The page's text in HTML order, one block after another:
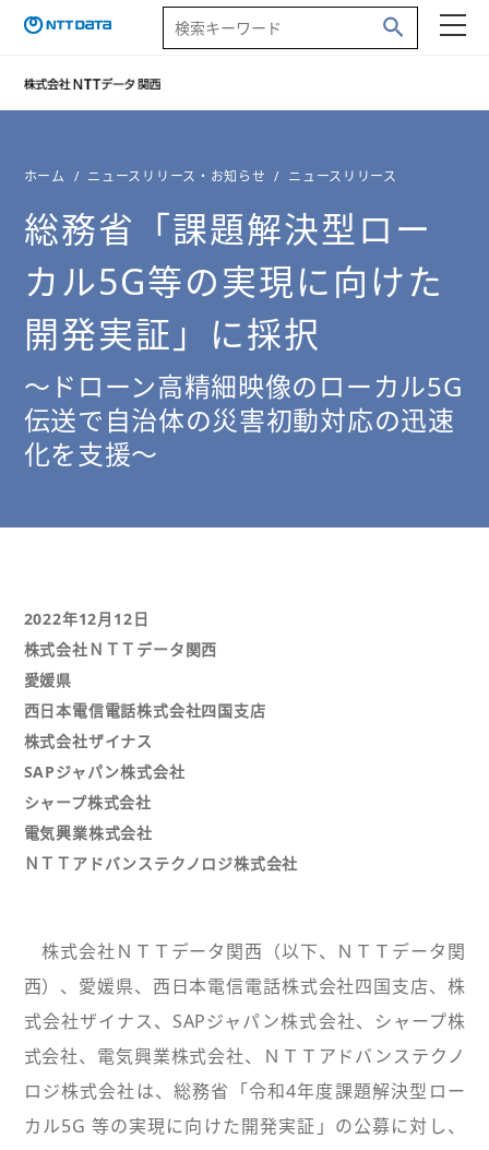
ホーム ニュースリリース・お知らせ ニュースリリース
総務省「課題解決型ロー
カル5G等の実現に向けた
開発実証」に採択
～ドローン高精細映像のローカル5G
伝送で自治体の災害初動対応の迅速
化を支援～
2022年12月12日
株式会社ＮＴＴデータ関西
愛媛県
西日本電信電話株式会社四国支店
株式会社ザイナス
SAPジャパン株式会社
シャープ株式会社
電気興業株式会社
ＮＴＴアドバンステクノロジ株式会社
株式会社ＮＴＴデータ関西（以下、ＮＴＴデータ関
西）、愛媛県、西日本電信電話株式会社四国支店、株
式会社ザイナス、SAPジャパン株式会社、シャープ株
式会社、電気興業株式会社、ＮＴＴアドバンステクノ
ロジ株式会社は、総務省「令和4年度課題解決型ロー
カル5G 等の実現に向けた開発実証」の公募に対し、